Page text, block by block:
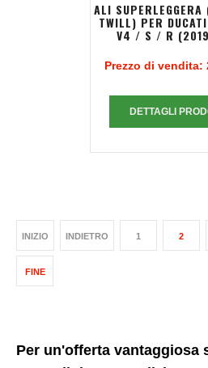
ALI SUPERLEGGERA
TWILL) PER
V4 / S / R
Prezzo di vendita:
DETTAGLI
INIZIO INDIETRO 1 2
FINE
Per un'offerta vantaggiosa